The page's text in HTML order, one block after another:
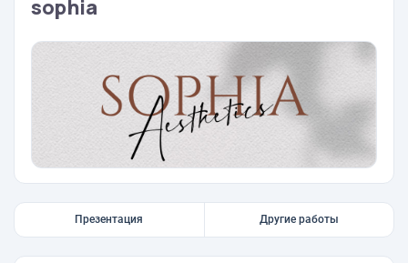
sophia
Презентация Другие работы